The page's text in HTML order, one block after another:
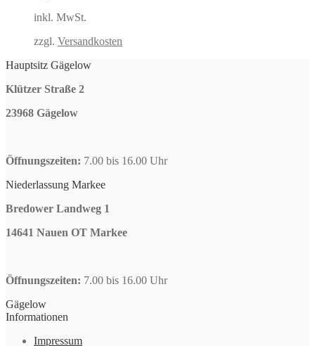
inkl. MwSt.
zzgl. Versandkosten
Hauptsitz Gägelow
Klützer Straße 2
23968 Gägelow
Öffnungszeiten: 7.00 bis 16.00 Uhr
Niederlassung Markee
Bredower Landweg 1
14641 Nauen OT Markee
Öffnungszeiten: 7.00 bis 16.00 Uhr
Gägelow
Informationen
Impressum